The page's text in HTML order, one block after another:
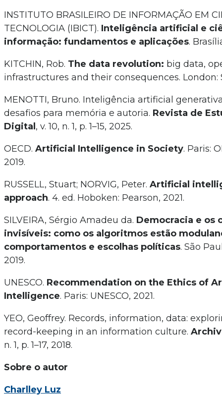
INSTITUTO BRASILEIRO DE INFORMAÇÃO EM
TECNOLOGIA (IBICT). Inteligência artificial e
informação: fundamentos e aplicações.
KITCHIN, Rob. The data revolution: big data,
infrastructures and their consequences. London:
MENOTTI, Bruno. Inteligência artificial
desafios para memória e autoria. Revista de
Digital , v. 10, n. 1, p. 1–15, 2025.
OECD. Artificial Intelligence in Society. Paris:
2019.
RUSSELL, Stuart; NORVIG, Peter. Artificial
approach. 4. ed. Hoboken: Pearson, 2021.
SILVEIRA, Sérgio Amadeu da. Democracia e os
invisíveis: como os algoritmos estão
comportamentos e escolhas políticas. São
2019.
UNESCO. Recommendation on the Ethics of
Intelligence. Paris: UNESCO, 2021.
YEO, Geoffrey. Records, information, data:
record-keeping in an information culture.
n. 1, p. 1–17, 2018.
Sobre o autor
Charlley Luz